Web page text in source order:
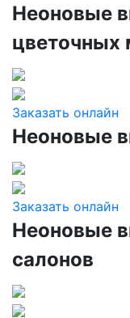
Неоновые
цветочных
Заказать онлайн
Неоновые
Заказать онлайн
Неоновые
салонов